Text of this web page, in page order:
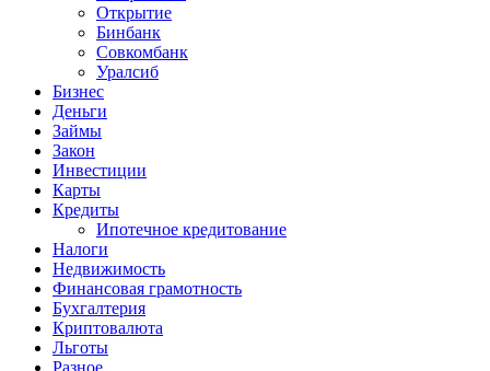
Открытие
Бинбанк
Совкомбанк
Уралсиб
Бизнес
Деньги
Займы
Закон
Инвестиции
Карты
Кредиты
Ипотечное кредитование
Налоги
Недвижимость
Финансовая грамотность
Бухгалтерия
Криптовалюта
Льготы
Разное